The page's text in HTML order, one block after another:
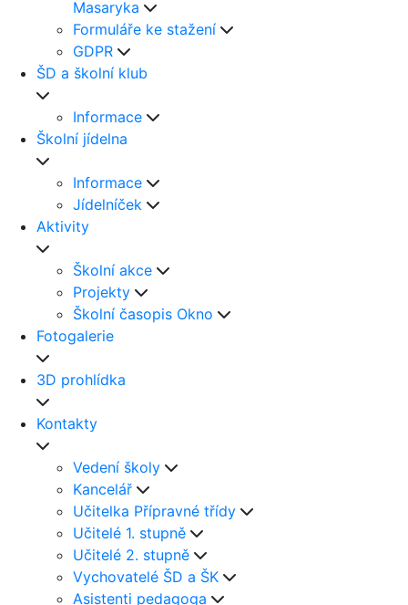
Masaryka
Formuláře ke stažení
GDPR
ŠD a školní klub
Informace
Školní jídelna
Informace
Jídelníček
Aktivity
Školní akce
Projekty
Školní časopis Okno
Fotogalerie
3D prohlídka
Kontakty
Vedení školy
Kancelář
Učitelka Přípravné třídy
Učitelé 1. stupně
Učitelé 2. stupně
Vychovatelé ŠD a ŠK
Asistenti pedagoga